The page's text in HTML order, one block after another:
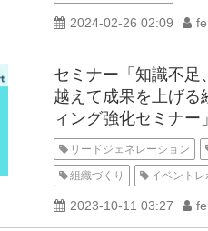
2024-02-26 02:09
セミナー「知識不足
越えて成果を上げる
ィング強化セミナー
リードジェネレーション
組織づくり イベントレ
2023-10-11 03:27